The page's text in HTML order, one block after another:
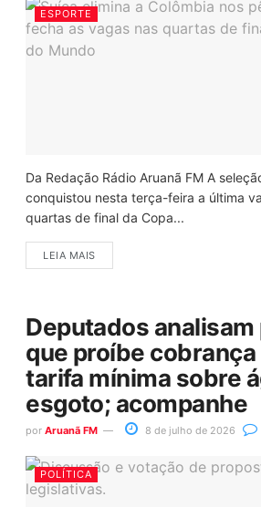
ESPORTE
Da Redação Rádio Aruanã FM A
conquistou nesta terça-feira a última
quartas de final da Copa...
LEIA MAIS
Deputados
que proíbe cobrança
tarifa mínima sobre
esgoto; acompanhe
por Aruanã FM 8 de julho de 2026
POLÍTICA